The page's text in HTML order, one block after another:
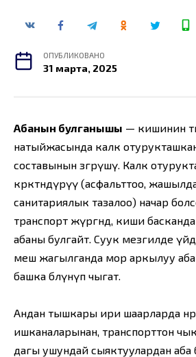
ОПУБЛИКОВАНО
31 марта, 2025
Абанын булганышы — кишинин
натыйжасында калк
составынын өзгөрүшү. Калк
көрктөндүрүү (асфальттоо,
санитариялык тазалоо) начар
транспорт жүргөндө, киши басканда
абаны булгайт. Суук мезгилде
меш жагылганда мор аркылуу
башка бөлүнүп чыгат.
Андан тышкары ири шаарларда
ишканаларынан, транспорттон
дагы ушундай сыяктуулардан аба